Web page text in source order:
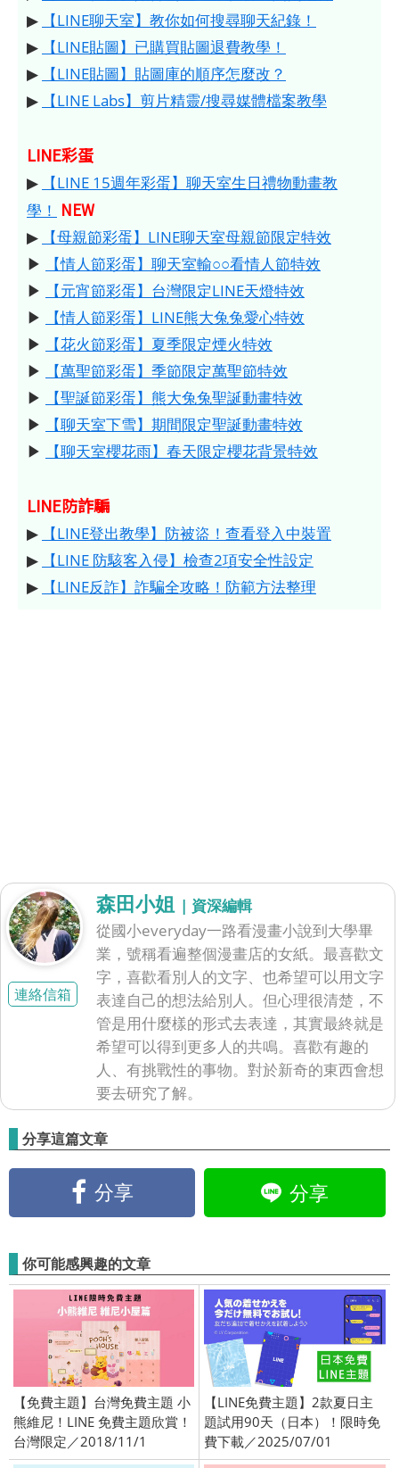
▶
【LINE聊天室】教你如何搜尋聊天紀錄！
▶
【LINE貼圖】已購買貼圖退費教學！
▶
【LINE貼圖】貼圖庫的順序怎麼改？
▶
【LINE Labs】剪片精靈/搜尋媒體檔案教學
LINE彩蛋
▶
【LINE 15週年彩蛋】聊天室生日禮物動畫教
學！ NEW
▶
【母親節彩蛋】LINE聊天室母親節限定特效
▶
【情人節彩蛋】聊天室輸○○看情人節特效
▶
【元宵節彩蛋】台灣限定LINE天燈特效
▶
【情人節彩蛋】LINE熊大兔兔愛心特效
▶
【花火節彩蛋】夏季限定煙火特效
▶
【萬聖節彩蛋】季節限定萬聖節特效
▶
【聖誕節彩蛋】熊大兔兔聖誕動畫特效
▶
【聊天室下雪】期間限定聖誕動畫特效
▶
【聊天室櫻花雨】春天限定櫻花背景特效
LINE防詐騙
▶
【LINE登出教學】防被盜！查看登入中裝置
▶
【LINE 防駭客入侵】檢查2項安全性設定
▶
【LINE反詐】詐騙全攻略！防範方法整理
連絡信箱
森田小姐 | 資深編輯
從國小everyday一路看漫畫小說到大學畢
業，號稱看遍整個漫畫店的女紙。最喜歡文
字，喜歡看別人的文字、也希望可以用文字
表達自己的想法給別人。但心理很清楚，不
管是用什麼樣的形式去表達，其實最終就是
希望可以得到更多人的共鳴。喜歡有趣的
人、有挑戰性的事物。對於新奇的東西會想
要去研究了解。
分享這篇文章
分享 分享
你可能感興趣的文章
【免費主題】台灣免費主題 小
熊維尼！LINE 免費主題欣賞！
台灣限定／2018/11/1
【LINE免費主題】2款夏日主
題試用90天（日本）！限時免
費下載／2025/07/01